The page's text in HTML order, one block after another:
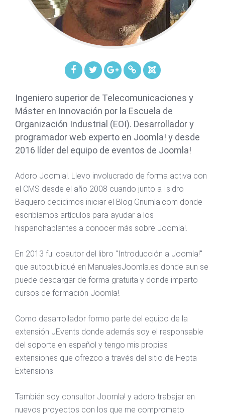
Ingeniero superior de Telecomunicaciones y
Máster en Innovación por la Escuela de
Organización Industrial (EOI). Desarrollador y
programador web experto en Joomla! y desde
2016 líder del equipo de eventos de Joomla!
Adoro Joomla!. Llevo involucrado de forma activa con
el CMS desde el año 2008 cuando junto a Isidro
Baquero decidimos iniciar el Blog Gnumla.com donde
escribíamos artículos para ayudar a los
hispanohablantes a conocer más sobre Joomla!.
En 2013 fui coautor del libro "Introducción a Joomla!"
que autopubliqué en ManualesJoomla.es donde aun se
puede descargar de forma gratuita y donde imparto
cursos de formación Joomla!.
Como desarrollador formo parte del equipo de la
extensión JEvents donde además soy el responsable
del soporte en español y tengo mis propias
extensiones que ofrezco a través del sitio de Hepta
Extensions.
También soy consultor Joomla! y adoro trabajar en
nuevos proyectos con los que me comprometo